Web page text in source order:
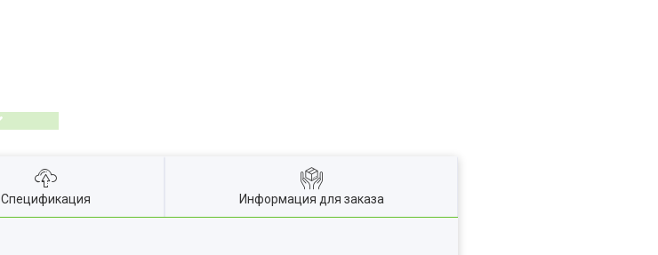
Спецификация Информация для заказа